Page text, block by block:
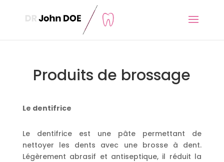
Produits de brossage
Le dentifrice
Le dentifrice est une pâte permettant de
nettoyer les dents avec une brosse à dent.
Légèrement abrasif et antiseptique, il réduit la